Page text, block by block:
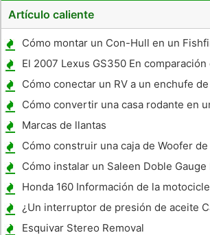
Artículo caliente
Cómo montar un Con-Hull en un
El 2007 Lexus GS350 En comparación
el 2007 Mercedes Benz E 350
Cómo conectar un RV a un enchufe
voltios
Cómo convertir una casa rodante en
hogar
Marcas de llantas
Cómo construir una caja de Woofer de
pulgadas
Cómo instalar un Saleen Doble Gauge
Honda 160 Información de la
¿Un interruptor de presión de aceite
un coche para no empezar ?
Esquivar Stereo Removal